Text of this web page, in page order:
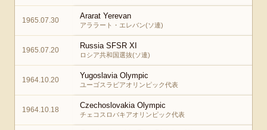
1965.07.30 Ararat Yerevan
アララート・エレバン(ソ連)
1965.07.20 Russia SFSR XI
ロシア共和国選抜(ソ連)
1964.10.20 Yugoslavia Olympic
ユーゴスラビアオリンピック代表
1964.10.18 Czechoslovakia Olympic
チェコスロバキアオリンピック代表